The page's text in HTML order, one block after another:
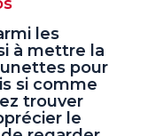
les
à mettre la
pour
si comme
trouver
le